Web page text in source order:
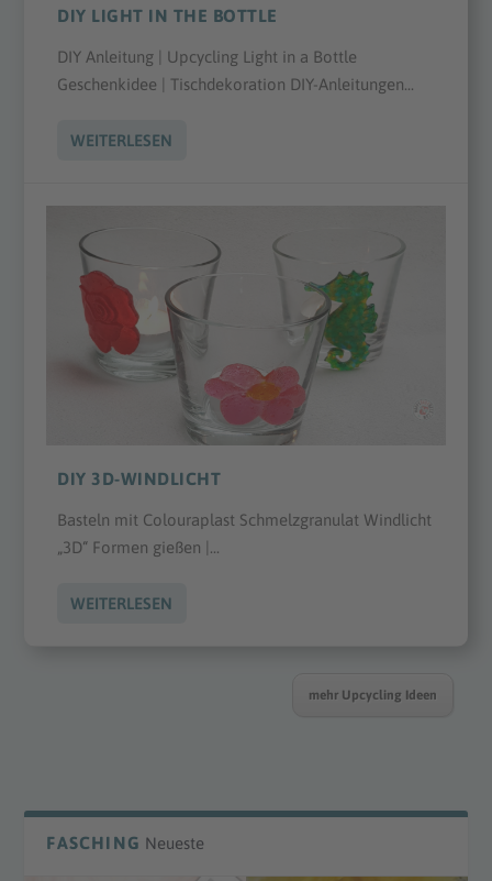
DIY LIGHT IN THE BOTTLE
DIY Anleitung | Upcycling Light in a Bottle
Geschenkidee | Tischdekoration DIY-Anleitungen...
WEITERLESEN
DIY 3D-WINDLICHT
Basteln mit Colouraplast Schmelzgranulat Windlicht
„3D“ Formen gießen |...
WEITERLESEN
mehr Upcycling Ideen
FASCHING Neueste